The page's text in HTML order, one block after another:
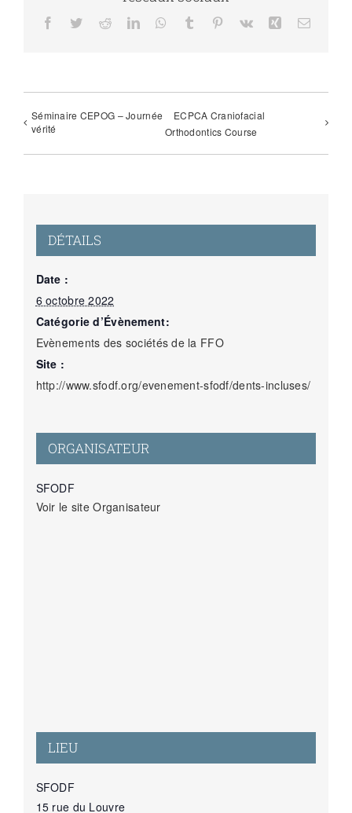
Facebook
TwitterRedditLinkedInWhatsApp
Tumblr Pinterest
Vk XingEmail
Séminaire CEPOG – Journée
vérité
ECPCA Craniofacial
Orthodontics Course
DÉTAILS
Date :
6 octobre 2022
Catégorie d’Évènement:
Evènements des sociétés de la FFO
Site :
http://www.sfodf.org/evenement-sfodf/dents-incluses/
ORGANISATEUR
SFODF
Voir le site Organisateur
LIEU
SFODF
15 rue du Louvre